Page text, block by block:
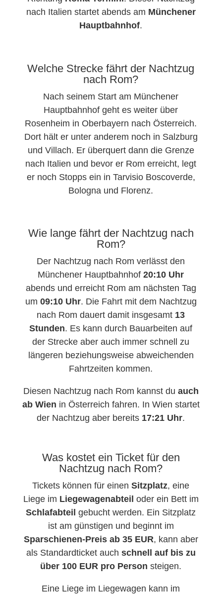
nach Italien startet abends am Münchener
Hauptbahnhof.
Welche Strecke fährt der Nachtzug
nach Rom?
Nach seinem Start am Münchener
Hauptbahnhof geht es weiter über
Rosenheim in Oberbayern nach Österreich.
Dort hält er unter anderem noch in Salzburg
und Villach. Er überquert dann die Grenze
nach Italien und bevor er Rom erreicht, legt
er noch Stopps ein in Tarvisio Boscoverde,
Bologna und Florenz.
Wie lange fährt der Nachtzug nach
Rom?
Der Nachtzug nach Rom verlässt den
Münchener Hauptbahnhof20:10 Uhr
abends und erreicht Rom am nächsten Tag
um 09:10 Uhr. Die Fahrt mit dem Nachtzug
nach Rom dauert damit insgesamt 13
Stunden. Es kann durch Bauarbeiten auf
der Strecke aber auch immer schnell zu
längeren beziehungsweise abweichenden
Fahrtzeiten kommen.
Diesen Nachtzug nach Rom kannst du auch
ab Wien in Österreich fahren. In Wien startet
der Nachtzug aber bereits 17:21 Uhr.
Was kostet ein Ticket für den
Nachtzug nach Rom?
Tickets können für einenSitzplatz, eine
Liege im Liegewagenabteil oder ein Bett im
Schlafabteil gebucht werden. Ein Sitzplatz
ist am günstigen und beginnt im
Sparschienen-Preis ab 35 EUR, kann aber
als Standardticket auch schnell auf bis zu
über 100 EUR pro Person steigen.
Eine Liege im Liegewagen kann im